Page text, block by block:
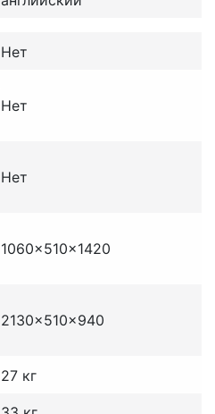
Нет
Нет
Нет
1060x510x1420
2130x510x940
27 кг